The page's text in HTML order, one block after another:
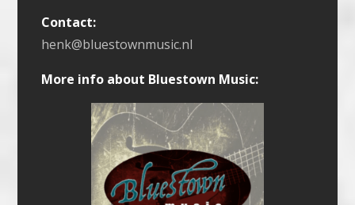
Contact:
henk@bluestownmusic.nl
More info about Bluestown Music: